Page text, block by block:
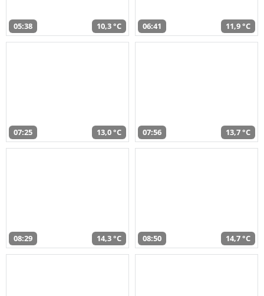
05:38 10,3 °C 06:41 11,9 °C
07:25 13,0 °C 07:56 13,7 °C
08:29 14,3 °C 08:50 14,7 °C